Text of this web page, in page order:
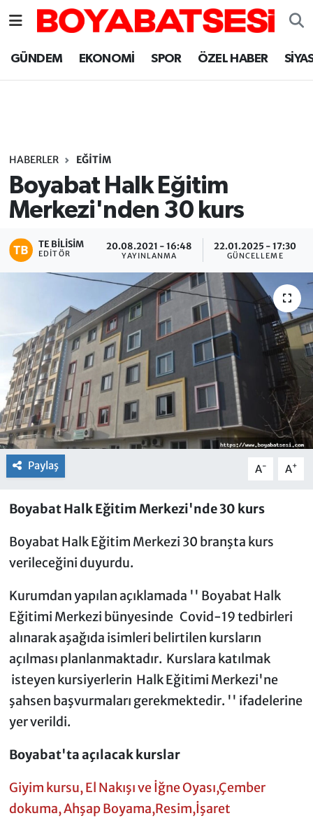
GÜNDEM EKONOMİ SPOR ÖZEL HABER
HABERLER EĞİTİM
Boyabat Halk Eğitim
Merkezi'nden 30 kurs
TE BILISIM
EDITÖR
20.08.2021 - 16:48
YAYINLANMA
22.01.2025 - 17:30
GÜNCELLEME
Paylaş A- A+
Boyabat Halk Eğitim Merkezi'nde 30 kurs
Boyabat Halk Eğitim Merkezi 30 branşta kurs
verileceğini duyurdu.
Kurumdan yapılan açıklamada '' Boyabat Halk
Eğitimi Merkezi bünyesinde Covid-19 tedbirleri
alınarak aşağıda isimleri belirtilen kursların
açılması planlanmaktadır. Kurslara katılmak
isteyen kursiyerlerin Halk Eğitimi Merkezi'ne
şahsen başvurmaları gerekmektedir. '' ifadelerine
yer verildi.
Boyabat'ta açılacak kurslar
Giyim kursu, El Nakışı ve İğne Oyası,Çember
dokuma, Ahşap Boyama,Resim,İşaret
Sinop Nöbetçi Eczaneler
Sinop Trafik Yoğunluk Haritası
Süper Lig Puan Durumu ve Fikstür
Haber Arşivi